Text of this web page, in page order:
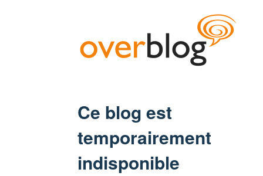
Ce blog est
temporairement
indisponible